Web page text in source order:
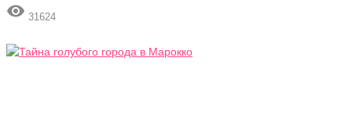
 31624